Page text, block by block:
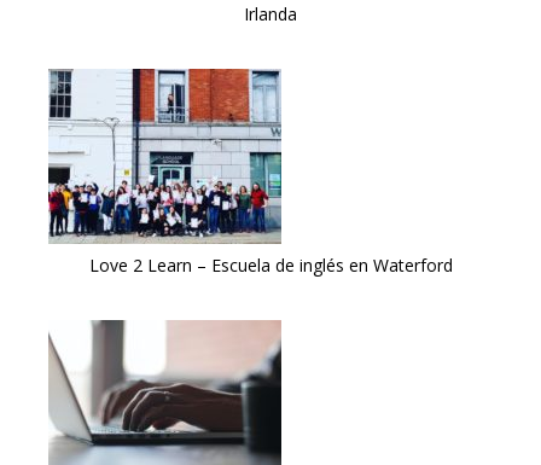
Irlanda
Love 2 Learn – Escuela de inglés en Waterford